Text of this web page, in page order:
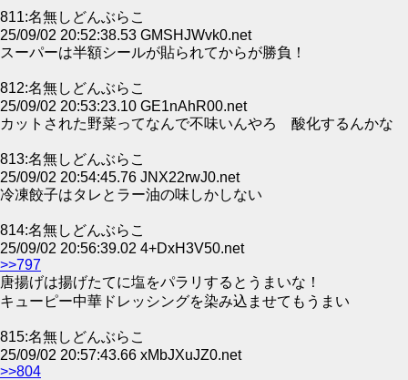
811:名無しどんぶらこ
25/09/02 20:52:38.53 GMSHJWvk0.net
スーパーは半額シールが貼られてからが勝負！
812:名無しどんぶらこ
25/09/02 20:53:23.10 GE1nAhR00.net
カットされた野菜ってなんで不味いんやろ 酸化するんかな
813:名無しどんぶらこ
25/09/02 20:54:45.76 JNX22rwJ0.net
冷凍餃子はタレとラー油の味しかしない
814:名無しどんぶらこ
25/09/02 20:56:39.02 4+DxH3V50.net
>>797
唐揚げは揚げたてに塩をパラリするとうまいな！
キューピー中華ドレッシングを染み込ませてもうまい
815:名無しどんぶらこ
25/09/02 20:57:43.66 xMbJXuJZ0.net
>>804